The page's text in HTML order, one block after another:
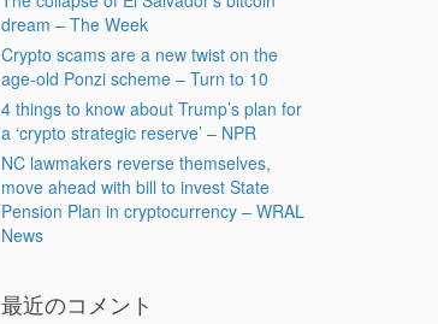
dream – The Week
Crypto scams are a new twist on the
age-old Ponzi scheme – Turn to 10
4 things to know about Trump’s plan for
a ‘crypto strategic reserve’ – NPR
NC lawmakers reverse themselves,
move ahead with bill to invest State
Pension Plan in cryptocurrency – WRAL
News
最近のコメント